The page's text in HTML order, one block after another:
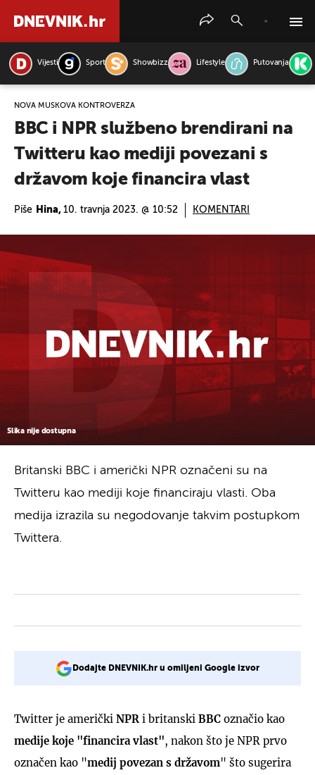
Vijesti Sport Showbizz Lifestyle Putovanja
NOVA MUSKOVA KONTROVERZA
BBC i NPR službeno brendirani na
Twitteru kao mediji povezani s
državom koje financira vlast
Piše Hina, 10. travnja 2023. @ 10:52 KOMENTARI
Slika nije dostupna
Britanski BBC i američki NPR označeni su na
Twitteru kao mediji koje financiraju vlasti. Oba
medija izrazila su negodovanje takvim postupkom
Twittera.
Dodajte DNEVNIK.hr u omiljeni Google izvor
Twitter je američki NPR i britanski BBC označio kao
medije koje "financira vlast", nakon što je NPR prvo
označen kao "medij povezan s državom" što sugerira
PRETRAŽITE VIJESTI